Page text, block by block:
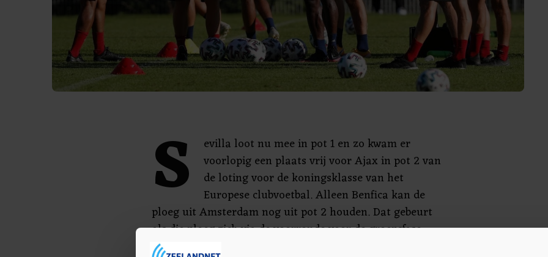
S
evilla loot nu mee in pot 1 en zo kwam er
voorlopig een plaats vrij voor Ajax in pot 2 van
de loting voor de koningsklasse van het
Europese clubvoetbal. Alleen Benfica kan de
ploeg uit Amsterdam nog uit pot 2 houden. Dat gebeurt
als die ploeg zich via de voorronde voor de groepsfase
van de Champions League weet te plaatsen.